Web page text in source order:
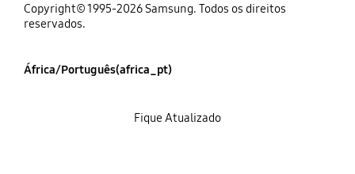
Copyright© 1995-2026 Samsung. Todos os direitos
reservados.
África/Português(africa_pt)
Fique Atualizado